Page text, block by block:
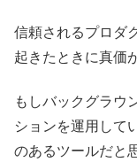
信頼されるプロダ
起きたときに真価
もしバックグラウ
ションを運用して
のあるツールだと